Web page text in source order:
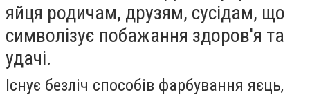
яйця родичам, друзям, сусідам, що
символізує побажання здоров'я та
удачі.
Існує безліч способів фарбування яєць,